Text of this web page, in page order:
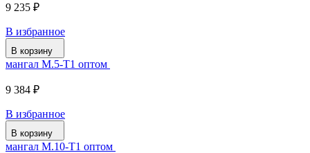
9 235 ₽
В избранное
В корзину
мангал М.5-Т1 оптом
9 384 ₽
В избранное
В корзину
мангал М.10-Т1 оптом